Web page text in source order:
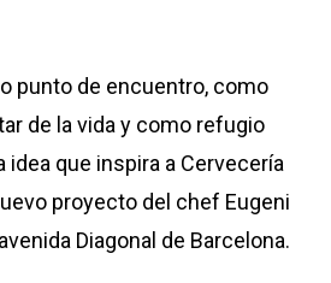
punto de encuentro, como
de la vida y como refugio
idea que inspira a Cervecería
proyecto del chef Eugeni
Diagonal de Barcelona.